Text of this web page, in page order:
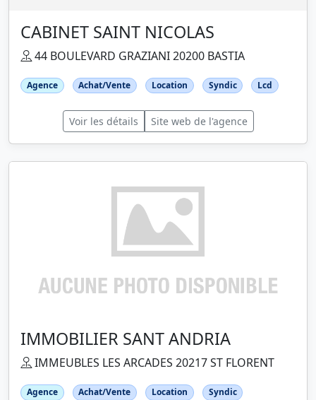
CABINET SAINT NICOLAS
44 BOULEVARD GRAZIANI 20200 BASTIA
Agence Achat/Vente Location Syndic Lcd
Voir les détails Site web de l'agence
IMMOBILIER SANT ANDRIA
IMMEUBLES LES ARCADES 20217 ST FLORENT
Agence Achat/Vente Location Syndic